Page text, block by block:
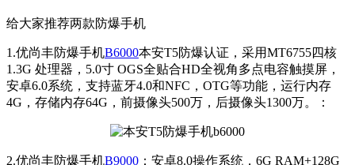
给大家推荐两款防爆手机
1.优尚丰防爆手机B6000本安T5防爆认证，采用MT6755四核
1.3G 处理器，5.0寸 OGS全贴合HD全视角多点电容触摸屏，
安卓6.0系统，支持蓝牙4.0和NFC，OTG等功能，运行内存
4G，存储内存64G，前摄像头500万，后摄像头1300万。：
2.优尚丰防爆手机B9000 ：安卓8.0操作系统，6G RAM+128G